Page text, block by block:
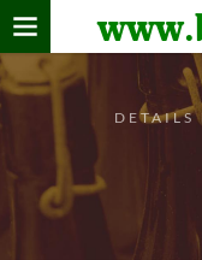
Home
verzamelen
De bierkaart
Bezoekers